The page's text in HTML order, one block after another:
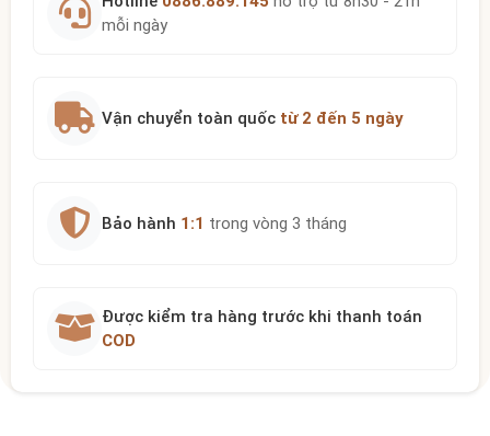
mỗi ngày
Vận chuyển toàn quốc từ 2 đến 5 ngày
Bảo hành 1:1 trong vòng 3 tháng
Được kiểm tra hàng trước khi thanh toán
COD